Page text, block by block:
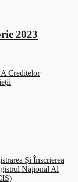
2023
Creditelor
Și Înscrierea
Național Al